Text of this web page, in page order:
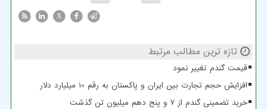
X
تازه ترین مطالب مرتبط
قیمت گندم تغییر نمود
افزایش حجم تجارت بین ایران و پاکستان به رقم 10 میلیارد دلار
خرید تضمینی گندم از ۷ و پنج دهم میلیون تن گذشت